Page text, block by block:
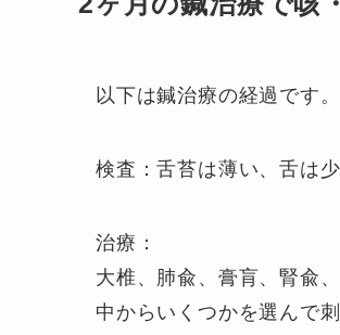
以下は鍼治療の経過です。
検査：舌苔は薄い、舌は
治療：
大椎、肺兪、膏肓、腎兪
中からいくつかを選んで刺